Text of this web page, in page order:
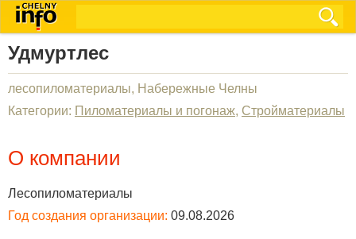
Удмуртлес
лесопиломатериалы, Набережные Челны
Категории: Пиломатериалы и погонаж, Стройматериалы
О компании
Лесопиломатериалы
Год создания организации: 09.08.2026